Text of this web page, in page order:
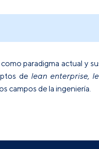
paradigma actual y
de lean enterprise,
campos de la ingeniería.